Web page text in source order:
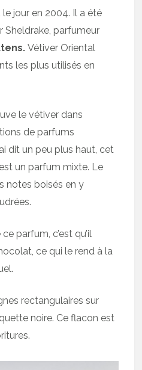
le jour en 2004. Il a été
Sheldrake, parfumeur
Vétiver Oriental
les plus utilisés en
le vétiver dans
de parfums
dit un peu plus haut, cet
un parfum mixte. Le
notes boisés en y
parfum, c’est qu’il
ce qui le rend à la
rectangulaires sur
noire. Ce flacon est